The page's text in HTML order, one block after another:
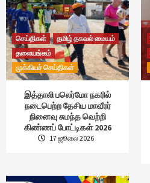
செய்திகள்
தமிழ் தகவல் மையம்
தலையங்கம்
முக்கியச் செய்திகள்
இத்தாலி பலெர்மோ நகரில்
நடைபெற்ற தேசிய மாவீரர்
நினைவு சுமந்த வெற்றி
கிண்ணப் போட்டிகள் 2026
17 ஜூலை 2026